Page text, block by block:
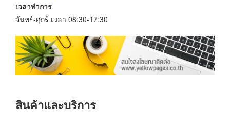
เวลาทำการ
จันทร์-ศุกร์ เวลา 08:30-17:30
สินค้าและบริการ